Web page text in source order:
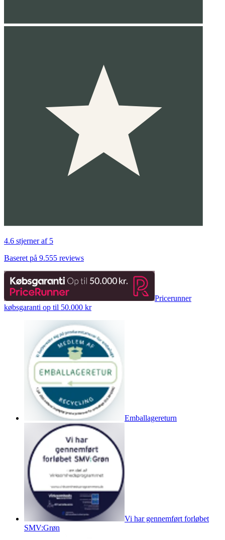
4.6 stjerner af 5
Baseret på 9.555 reviews
Pricerunner
købsgaranti op til 50.000 kr
Emballagereturn
Vi har gennemført forløbet
SMV:Grøn